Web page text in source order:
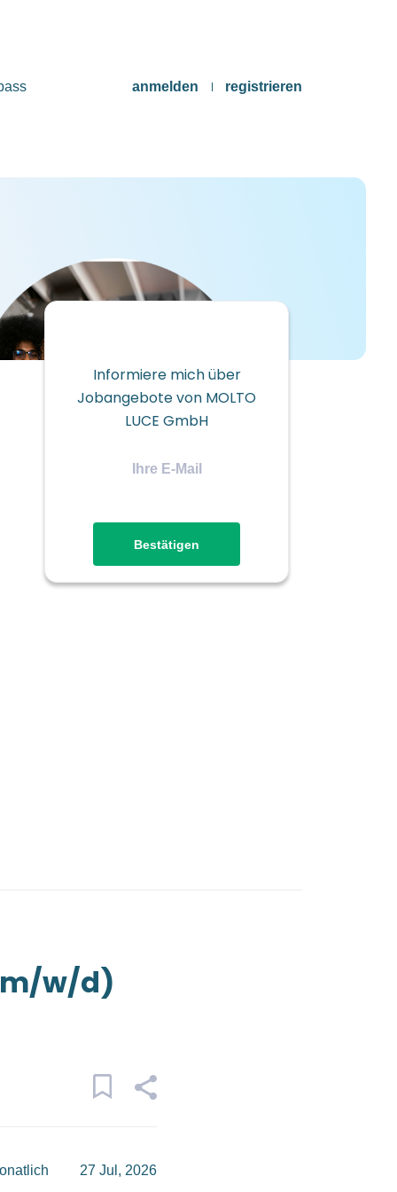
anmelden registrieren
Informiere mich über
Jobangebote von MOLTO
LUCE GmbH
w/d)
27 Jul, 2026